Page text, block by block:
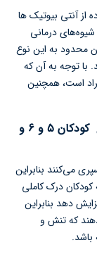
آنتی بیوتیک ها
درمانی
البته درمان محدود به این نوع
توجه به آن که
است، همچنین
تاثیر شرایط محل زندگی بر بروز شب ادراری کودکان ۵ و ۶ و
سپری می‌کنند بنابراین
درک کاملی
دهد بنابراین
که تنش و